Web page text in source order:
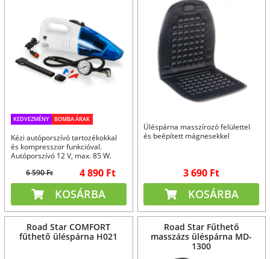
KEDVEZMÉNY BOMBA ÁRAK
Kézi autóporszívó tartozékokkal
és kompresszor funkcióval.
Autóporszívó 12 V, max. 85 W.
6 590 Ft
4 890 Ft
KOSÁRBA
Üléspárna masszírozó felülettel
és beépített mágnesekkel
3 690 Ft
KOSÁRBA
Road Star COMFORT
fűthető üléspárna H021
Road Star Fűthető
masszázs üléspárna MD-
1300